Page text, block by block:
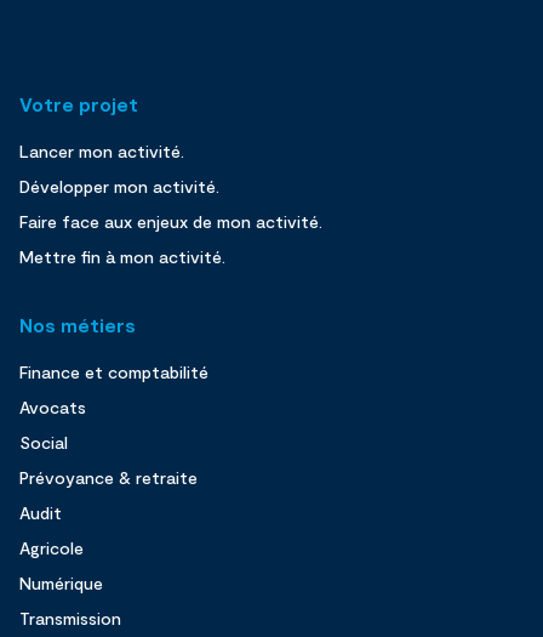
Votre projet
Lancer mon activité.
Développer mon activité.
Faire face aux enjeux de mon activité.
Mettre fin à mon activité.
Nos métiers
Finance et comptabilité
Avocats
Social
Prévoyance & retraite
Audit
Agricole
Numérique
Transmission